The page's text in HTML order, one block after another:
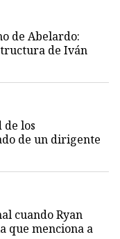
de Abelardo:
de Iván
los
de un dirigente
cuando Ryan
que menciona a